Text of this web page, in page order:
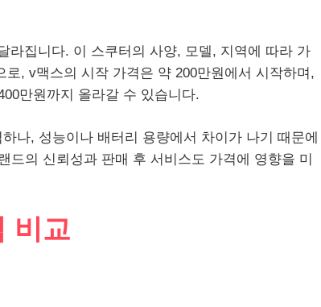
라집니다. 이 스쿠터의 사양, 모델, 지역에 따라 가
, v맥스의 시작 가격은 약 200만원에서 시작하며,
만원까지 올라갈 수 있습니다.
나, 성능이나 배터리 용량에서 차이가 나기 때문에
드의 신뢰성과 판매 후 서비스도 가격에 영향을 미
비교